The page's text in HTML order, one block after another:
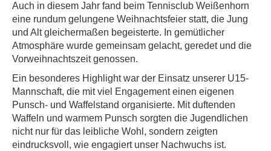
Auch in diesem Jahr fand beim Tennisclub Weißenhorn
eine rundum gelungene Weihnachtsfeier statt, die Jung
und Alt gleichermaßen begeisterte. In gemütlicher
Atmosphäre wurde gemeinsam gelacht, geredet und die
Vorweihnachtszeit genossen.
Ein besonderes Highlight war der Einsatz unserer U15-
Mannschaft, die mit viel Engagement einen eigenen
Punsch- und Waffelstand organisierte. Mit duftenden
Waffeln und warmem Punsch sorgten die Jugendlichen
nicht nur für das leibliche Wohl, sondern zeigten
eindrucksvoll, wie engagiert unser Nachwuchs ist.